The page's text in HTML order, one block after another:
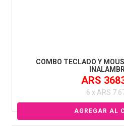
COMBO TECLADO Y
ARS
6 x ARS